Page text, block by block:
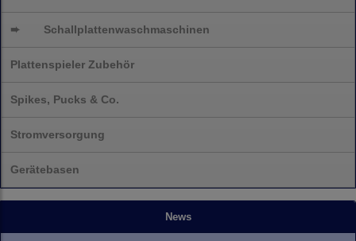
➨ Schallplattenwaschmaschinen
Plattenspieler Zubehör
Spikes, Pucks & Co.
Stromversorgung
Gerätebasen
News